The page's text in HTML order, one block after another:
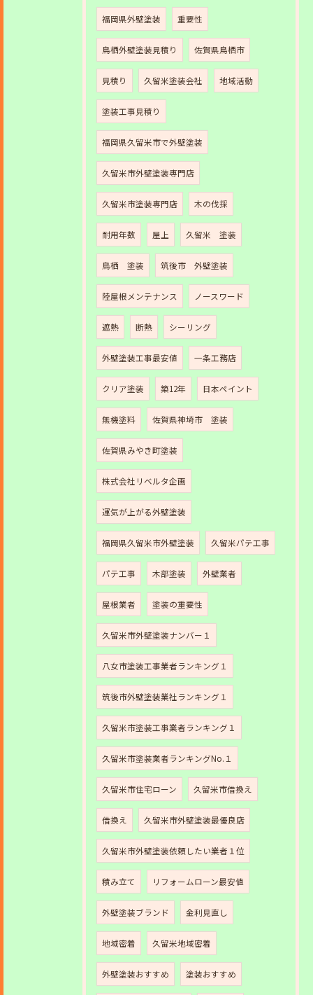
福岡県外壁塗装 重要性
鳥栖外壁塗装見積り 佐賀県鳥栖市
見積り 久留米塗装会社 地域活動
塗装工事見積り
福岡県久留米市で外壁塗装
久留米市外壁塗装専門店
久留米市塗装専門店 木の伐採
耐用年数 屋上 久留米 塗装
鳥栖 塗装 筑後市 外壁塗装
陸屋根メンテナンス ノースワード
遮熱 断熱 シーリング
外壁塗装工事最安値 一条工務店
クリア塗装 築12年 日本ペイント
無機塗料 佐賀県神埼市 塗装
佐賀県みやき町塗装
株式会社リベルタ企画
運気が上がる外壁塗装
福岡県久留米市外壁塗装 久留米パテ工事
パテ工事 木部塗装 外壁業者
屋根業者 塗装の重要性
久留米市外壁塗装ナンバー１
八女市塗装工事業者ランキング１
筑後市外壁塗装業社ランキング１
久留米市塗装工事業者ランキング１
久留米市塗装業者ランキングNo.１
久留米市住宅ローン 久留米市借換え
借換え 久留米市外壁塗装最優良店
久留米市外壁塗装依頼したい業者１位
積み立て リフォームローン最安値
外壁塗装ブランド 金利見直し
地域密着 久留米地域密着
外壁塗装おすすめ 塗装おすすめ